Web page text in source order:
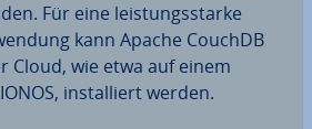
Für eine leis­tungs­star­ke
kann Apache CouchDB
Cloud, wie etwa auf einem
in­stal­liert werden.